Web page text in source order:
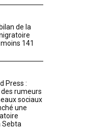
de la
141
Press :
rumeurs
sociaux
une
Sebta